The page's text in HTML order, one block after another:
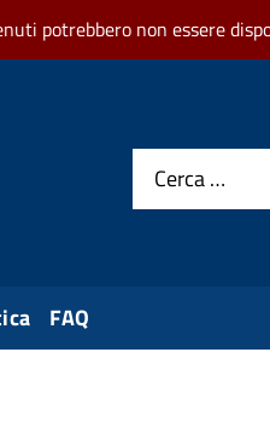
potrebbero non essere
Cerca …
FAQ